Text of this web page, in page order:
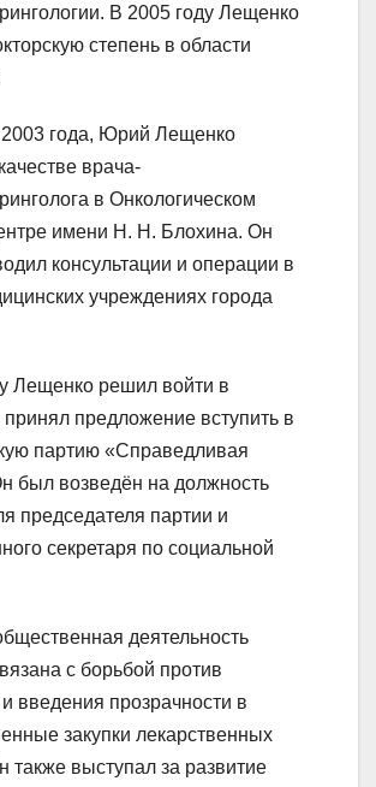
В 2005 году Лещенко
степень в области
года, Юрий Лещенко
врача-
в Онкологическом
имени Н. Н. Блохина. Он
консультации и операции в
учреждениях города
Лещенко решил войти в
принял предложение вступить в
партию «Справедливая
был возведён на должность
председателя партии и
секретаря по социальной
деятельность
с борьбой против
введения прозрачности в
закупки лекарственных
также выступал за развитие